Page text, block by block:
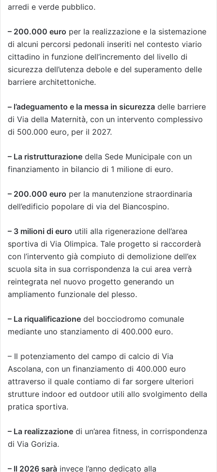
arredi e verde pubblico.
– 200.000 euro per la realizzazione e la sistemazione
di alcuni percorsi pedonali inseriti nel contesto viario
cittadino in funzione dell’incremento del livello di
sicurezza dell’utenza debole e del superamento delle
barriere architettoniche.
– l’adeguamento e la messa in sicurezza delle barriere
di Via della Maternità, con un intervento complessivo
di 500.000 euro, per il 2027.
– La ristrutturazione della Sede Municipale con un
finanziamento in bilancio di 1 milione di euro.
– 200.000 euro per la manutenzione straordinaria
dell’edificio popolare di via del Biancospino.
– 3 milioni di euro utili alla rigenerazione dell’area
sportiva di Via Olimpica. Tale progetto si raccorderà
con l’intervento già compiuto di demolizione dell’ex
scuola sita in sua corrispondenza la cui area verrà
reintegrata nel nuovo progetto generando un
ampliamento funzionale del plesso.
– La riqualificazione del bocciodromo comunale
mediante uno stanziamento di 400.000 euro.
– Il potenziamento del campo di calcio di Via
Ascolana, con un finanziamento di 400.000 euro
attraverso il quale contiamo di far sorgere ulteriori
strutture indoor ed outdoor utili allo svolgimento della
pratica sportiva.
– La realizzazione di un’area fitness, in corrispondenza
di Via Gorizia.
– Il 2026 sarà invece l’anno dedicato alla